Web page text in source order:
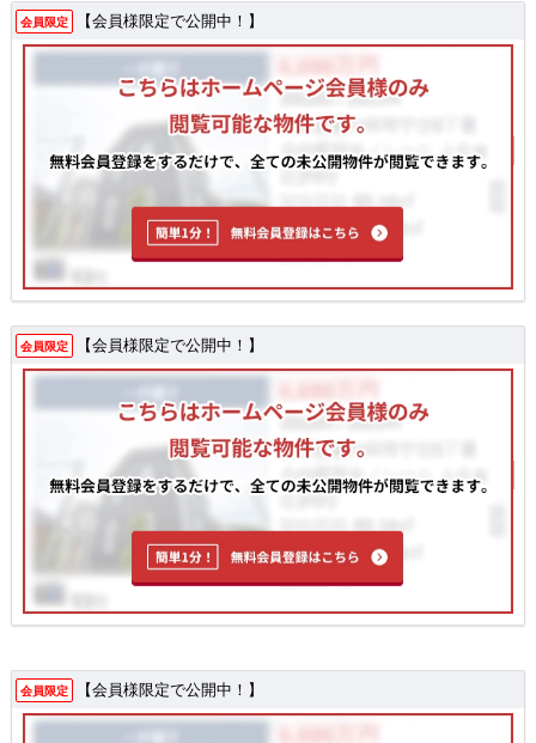
会員限定 【会員様限定で公開中！】
会員限定 【会員様限定で公開中！】
会員限定 【会員様限定で公開中！】